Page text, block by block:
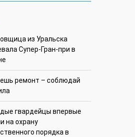
из Уральска
Супер-Гран-при в
ремонт – соблюдай
гвардейцы впервые
на охрану
порядка в